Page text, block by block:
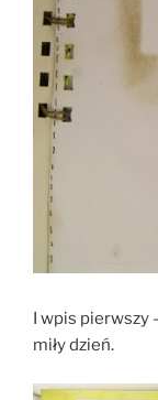
I wpis pierwszy
miły dzień.